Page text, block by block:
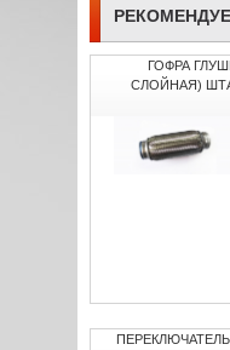
ГОФРА
СЛОЙНАЯ)